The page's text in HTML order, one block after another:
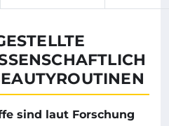
sind laut Forschung